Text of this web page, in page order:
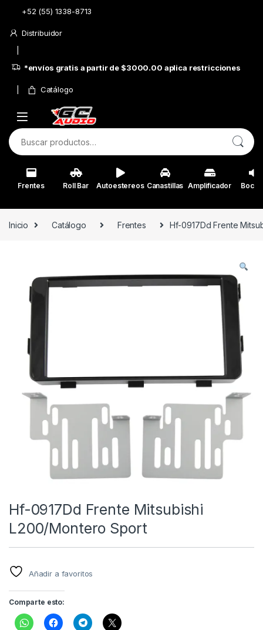
Skip to navigation
Skip to content
+52 (55) 1338-8713
Distribuidor
*envíos gratis a partir de $3000.00 aplica restricciones
Catálogo
Buscar por:
Frentes Roll Bar Autoestereos Canastillas Amplificador
Inicio Catálogo Frentes Hf-0917Dd Frente
Hf-0917Dd Frente Mitsubishi
L200/Montero Sport
Añadir a favoritos
Comparte esto: